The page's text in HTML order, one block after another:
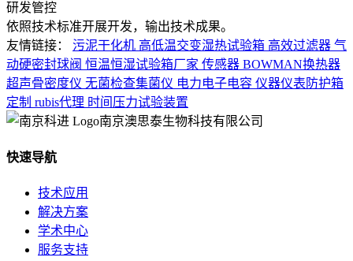
研发管控
依照技术标准开展开发，输出技术成果。
友情链接：
污泥干化机 高低温交变湿热试验箱 高效过滤器 气
动硬密封球阀 恒温恒湿试验箱厂家 传感器 BOWMAN换热器
超声骨密度仪 无菌检查集菌仪 电力电子电容 仪器仪表防护箱
定制 rubis代理 时间压力试验装置
南京澳思泰生物科技有限公司
快速导航
技术应用
解决方案
学术中心
服务支持